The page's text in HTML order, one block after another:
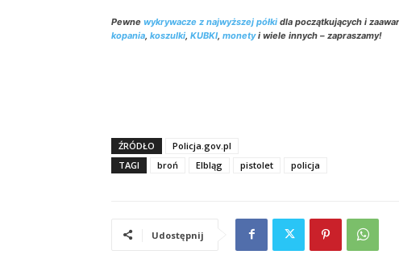
Pewne wykrywacze z najwyższej półki dla początkujących i
kopania koszulki KUBKI monetyi wiele innych – zapraszamy!
ŹRÓDŁO
Policja.gov.pl
TAGI
broń Elbląg pistolet policja
Udostępnij